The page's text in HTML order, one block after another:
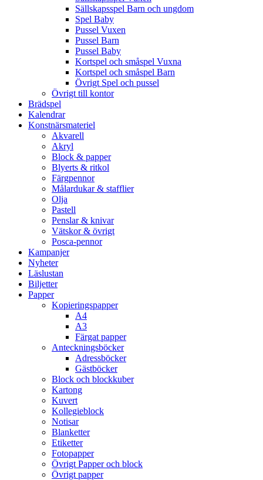
Sällskapsspel Barn och ungdom
Spel Baby
Pussel Vuxen
Pussel Barn
Pussel Baby
Kortspel och småspel Vuxna
Kortspel och småspel Barn
Övrigt Spel och pussel
Övrigt till kontor
Brädspel
Kalendrar
Konstnärsmateriel
Akvarell
Akryl
Block & papper
Blyerts & ritkol
Färgpennor
Målardukar & stafflier
Olja
Pastell
Penslar & knivar
Vätskor & övrigt
Posca-pennor
Kampanjer
Nyheter
Läslustan
Biljetter
Papper
Kopieringspapper
A4
A3
Färgat papper
Anteckningsböcker
Adressböcker
Gästböcker
Block och blockkuber
Kartong
Kuvert
Kollegieblock
Notisar
Blanketter
Etiketter
Fotopapper
Övrigt Papper och block
Övrigt papper